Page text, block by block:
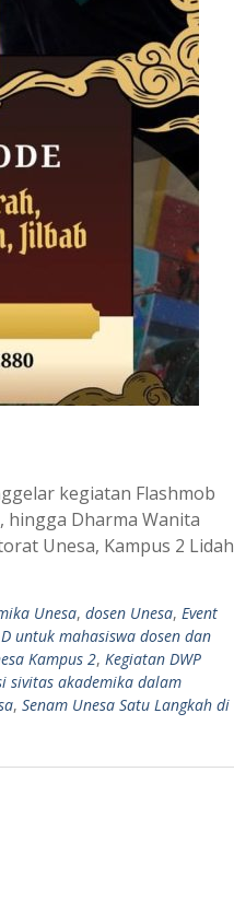
kegiatan Flashmob
hingga Dharma Wanita
Unesa, Kampus 2 Lidah
Unesa, dosen Unesa, Event
untuk mahasiswa dosen dan
Kampus 2, Kegiatan DWP
sivitas akademika dalam
, Senam Unesa Satu Langkah di